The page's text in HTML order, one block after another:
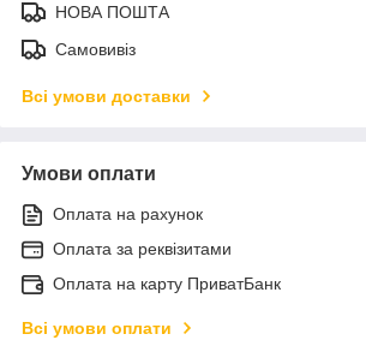
НОВА ПОШТА
Самовивіз
Всі умови доставки
Умови оплати
Оплата на рахунок
Оплата за реквізитами
Оплата на карту ПриватБанк
Всі умови оплати